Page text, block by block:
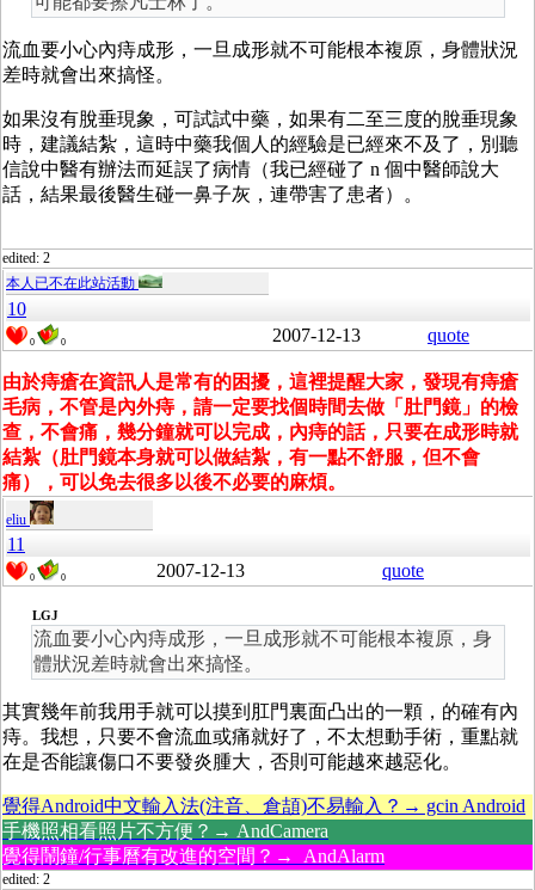
流血要小心內痔成形，一旦成形就不可能根本複原，身體狀況
差時就會出來搞怪。
如果沒有脫垂現象，可試試中藥，如果有二至三度的脫垂現象
時，建議結紮，這時中藥我個人的經驗是已經來不及了，別聽
信說中醫有辦法而延誤了病情（我已經碰了 n 個中醫師說大
話，結果最後醫生碰一鼻子灰，連帶害了患者）。
edited: 2
本人已不在此站活動
10
0 0 2007-12-13 quote
由於痔瘡在資訊人是常有的困擾，這裡提醒大家，發現有痔瘡
毛病，不管是內外痔，請一定要找個時間去做「肚門鏡」的檢
查，不會痛，幾分鐘就可以完成，內痔的話，只要在成形時就
結紮（肚門鏡本身就可以做結紮，有一點不舒服，但不會
痛），可以免去很多以後不必要的麻煩。
eliu
11
0 0 2007-12-13 quote
LGJ
流血要小心內痔成形，一旦成形就不可能根本複原，身
體狀況差時就會出來搞怪。
其實幾年前我用手就可以摸到肛門裏面凸出的一顆，的確有內
痔。我想，只要不會流血或痛就好了，不太想動手術，重點就
在是否能讓傷口不要發炎腫大，否則可能越來越惡化。
覺得Android中文輸入法(注音、倉頡)不易輸入？→ gcin Android
手機照相看照片不方便？→ AndCamera
覺得鬧鐘/行事曆有改進的空間？→ AndAlarm
edited: 2